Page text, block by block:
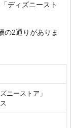
ディズニースト
の2通りがありま
ニーストア」